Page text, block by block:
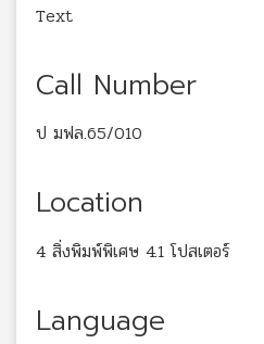
Text
Call Number
ป มฟล.65/010
Location
4 สิ่งพิมพ์พิเศษ 4.1 โปสเตอร์
Language